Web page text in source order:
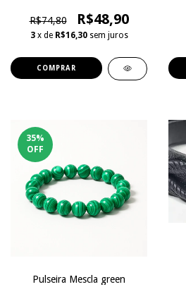
R$74,80 R$48,90
3 x de R$16,30 sem juros
35%
OFF
Pulseira Mescla green